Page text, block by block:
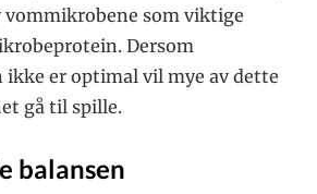
vommikrobene som viktige
Dersom
er optimal vil mye av dette
gå til spille.
balansen